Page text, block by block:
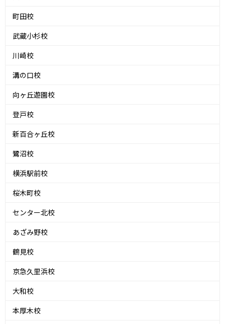
町田校
武蔵小杉校
川崎校
溝の口校
向ヶ丘遊園校
登戸校
新百合ヶ丘校
鷺沼校
横浜駅前校
桜木町校
センター北校
あざみ野校
鶴見校
京急久里浜校
大和校
本厚木校